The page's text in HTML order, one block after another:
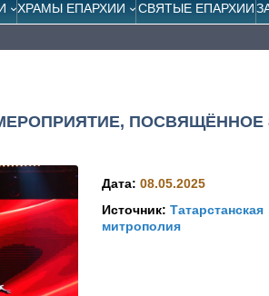
ХРАМЫ ЕПАРХИИ СВЯТЫЕ ЕПАРХИИ
ПОСВЯЩЁННОЕ
Дата:08.05.2025
Источник:Татарстанская
митрополия